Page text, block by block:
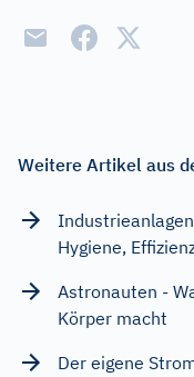
Weitere Artikel aus
Hygiene,
Astronauten -
Körper macht
Der eigene